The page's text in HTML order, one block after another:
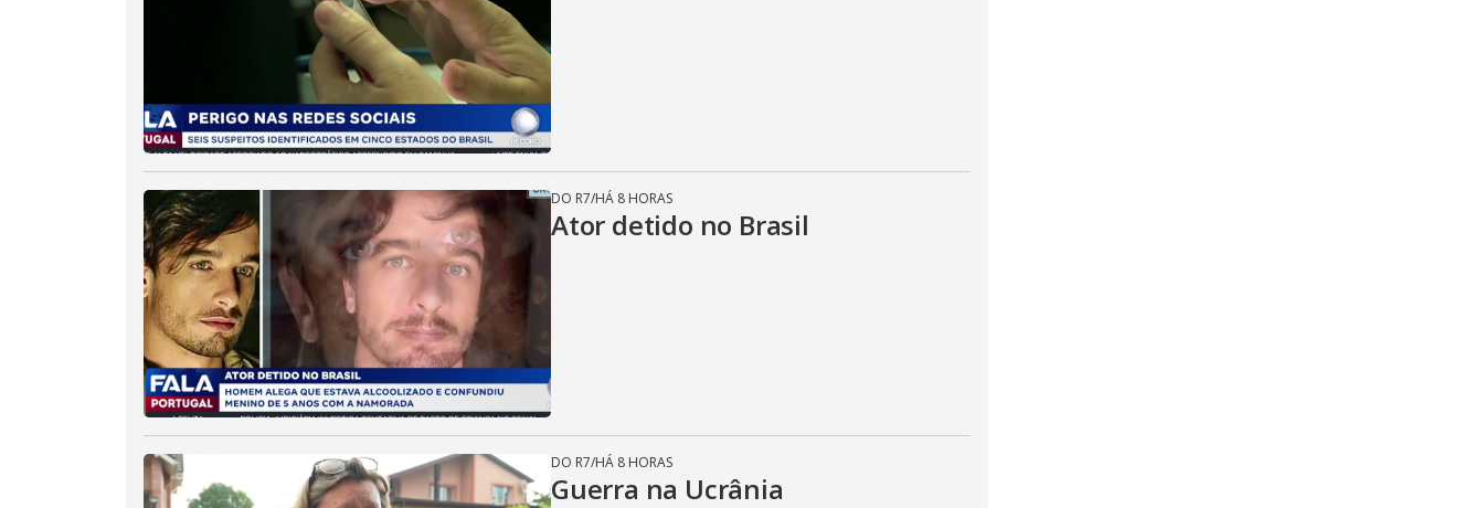
DO R7/HÁ 8 HORAS
Ator detido no Brasil
DO R7/HÁ 8 HORAS
Guerra na Ucrânia